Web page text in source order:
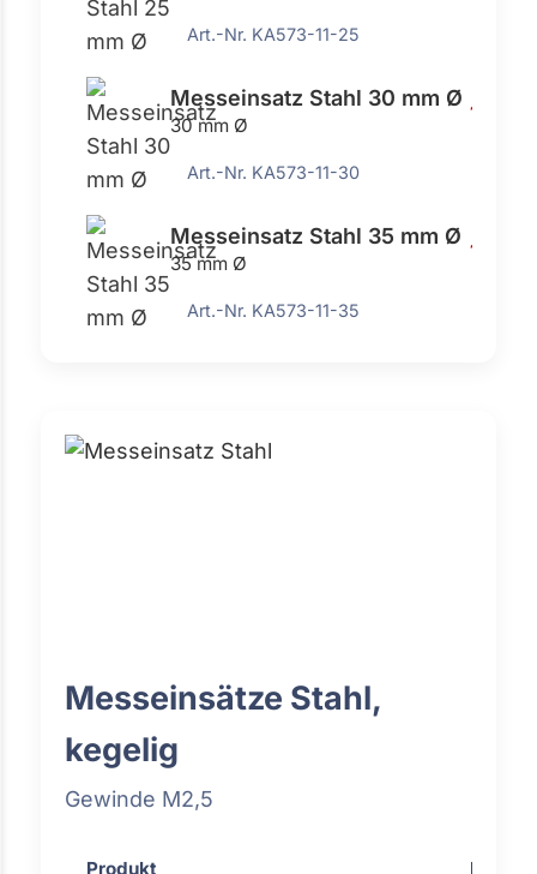
Art.-Nr. KA573-11-25
Messeinsatz Stahl 30 mm Ø
30 mm Ø
15,83
Art.-Nr. KA573-11-30
Messeinsatz Stahl 35 mm Ø
35 mm Ø
15,83
Art.-Nr. KA573-11-35
Messeinsätze Stahl,
kegelig
Gewinde M2,5
Produkt Preis